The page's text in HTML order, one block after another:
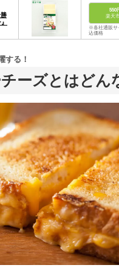
550
楽天
※各社通販サ
込価格
ーズとはどん
する！